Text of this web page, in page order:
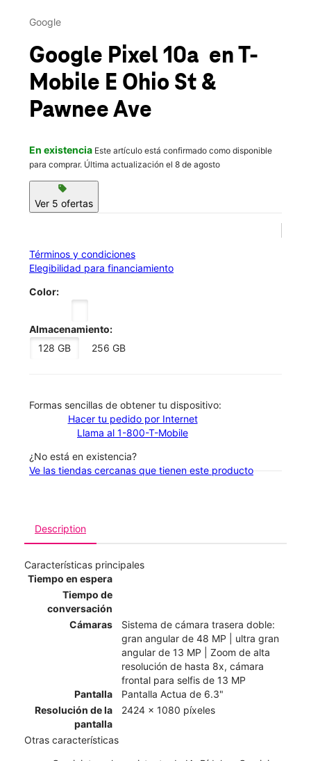
Sáb.:
1200 E Ohio St Suite D Clinton, MO 64735
Google
Google Pixel 10a en T-
Mobile E Ohio St &
Pawnee Ave
En existencia Este artículo está confirmado como disponible
para comprar. Última actualización el 8 de agosto
sell
Ver 5 ofertas
Términos y condiciones
Elegibilidad para financiamiento
Color:
Almacenamiento:
128 GB
256 GB
​​​​​​​Formas sencillas de obtener tu dispositivo:
Hacer tu pedido por Internet
Llama al 1-800-T-Mobile
¿No está en existencia?
Ve las tiendas cercanas que tienen este producto
Description
Características principales
Tiempo en espera
Tiempo de
conversación
Cámaras
Sistema de cámara trasera doble:
gran angular de 48 MP | ultra gran
angular de 13 MP | Zoom de alta
resolución de hasta 8x, cámara
frontal para selfis de 13 MP
Pantalla
Pantalla Actua de 6.3"
Resolución de la
pantalla
2424 x 1080 píxeles
Otras características